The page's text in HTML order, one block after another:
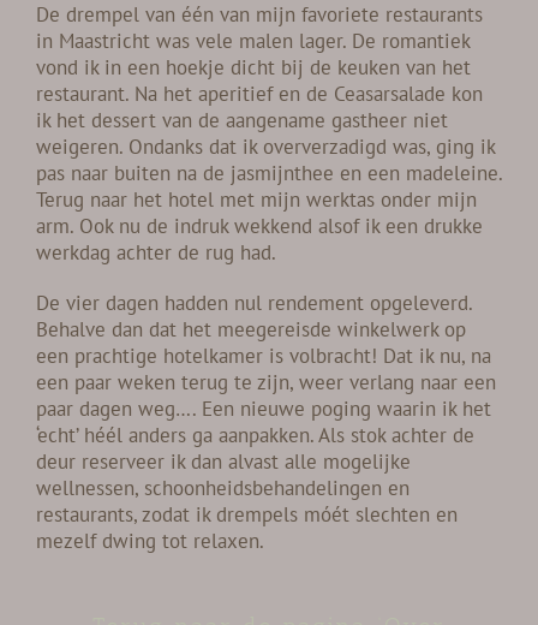
De drempel van één van mijn favoriete restaurants
in Maastricht was vele malen lager. De romantiek
vond ik in een hoekje dicht bij de keuken van het
restaurant. Na het aperitief en de Ceasarsalade kon
ik het dessert van de aangename gastheer niet
weigeren. Ondanks dat ik oververzadigd was, ging ik
pas naar buiten na de jasmijnthee en een madeleine.
Terug naar het hotel met mijn werktas onder mijn
arm. Ook nu de indruk wekkend alsof ik een drukke
werkdag achter de rug had.
De vier dagen hadden nul rendement opgeleverd.
Behalve dan dat het meegereisde winkelwerk op
een prachtige hotelkamer is volbracht! Dat ik nu, na
een paar weken terug te zijn, weer verlang naar een
paar dagen weg…. Een nieuwe poging waarin ik het
‘echt’ héél anders ga aanpakken. Als stok achter de
deur reserveer ik dan alvast alle mogelijke
wellnessen, schoonheidsbehandelingen en
restaurants, zodat ik drempels móét slechten en
mezelf dwing tot relaxen.